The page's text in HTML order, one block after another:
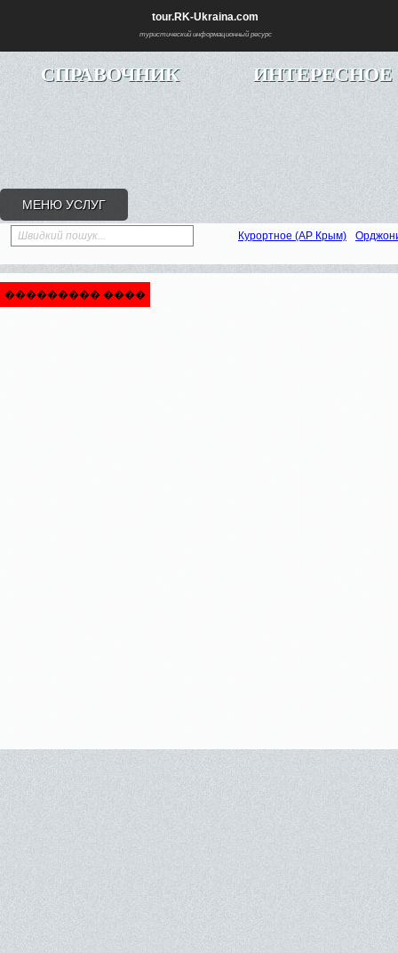
tour.RK-Ukraina.com
туристический информационный ресурс
СПРАВОЧНИК ИНТЕРЕСНОЕ
МЕНЮ УСЛУГ
Швидкий пошук... Курортное (АР Крым)
��������� ����